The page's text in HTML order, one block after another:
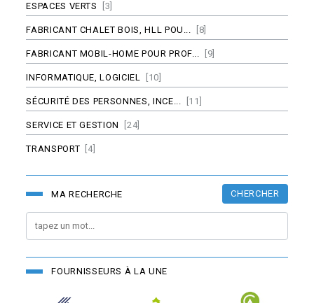
ESPACES VERTS [3]
FABRICANT CHALET BOIS, HLL POU... [8]
FABRICANT MOBIL-HOME POUR PROF... [9]
INFORMATIQUE, LOGICIEL [10]
SÉCURITÉ DES PERSONNES, INCE... [11]
SERVICE ET GESTION [24]
TRANSPORT [4]
MA RECHERCHE CHERCHER
FOURNISSEURS À LA UNE